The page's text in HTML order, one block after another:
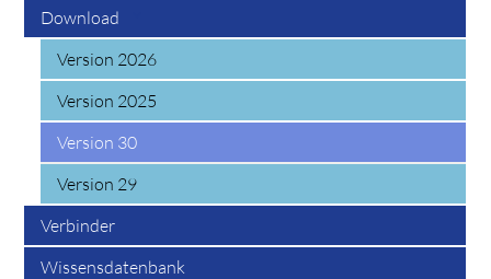
Download
Version 2026
Version 2025
Version 30
Version 29
Verbinder
Wissensdatenbank